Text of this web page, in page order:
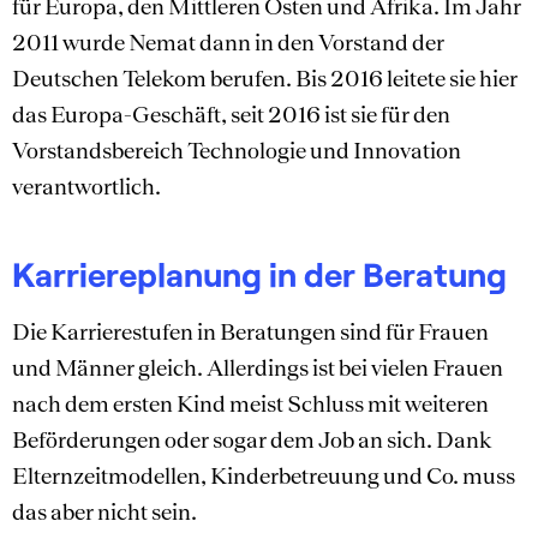
für Europa, den Mittleren Osten und Afrika. Im Jahr
2011 wurde Nemat dann in den Vorstand der
Deutschen Telekom berufen. Bis 2016 leitete sie hier
das Europa-Geschäft, seit 2016 ist sie für den
Vorstandsbereich Technologie und Innovation
verantwortlich.
Karriereplanung in der Beratung
Die Karrierestufen in Beratungen sind für Frauen
und Männer gleich. Allerdings ist bei vielen Frauen
nach dem ersten Kind meist Schluss mit weiteren
Beförderungen oder sogar dem Job an sich. Dank
Elternzeitmodellen, Kinderbetreuung und Co. muss
das aber nicht sein.